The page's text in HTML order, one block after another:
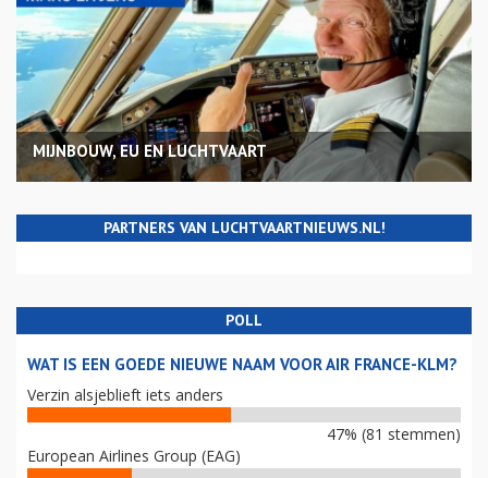
MIJNBOUW, EU EN LUCHTVAART
PARTNERS VAN LUCHTVAARTNIEUWS.NL!
POLL
WAT IS EEN GOEDE NIEUWE NAAM VOOR AIR FRANCE-KLM?
Verzin alsjeblieft iets anders
47% (81 stemmen)
European Airlines Group (EAG)